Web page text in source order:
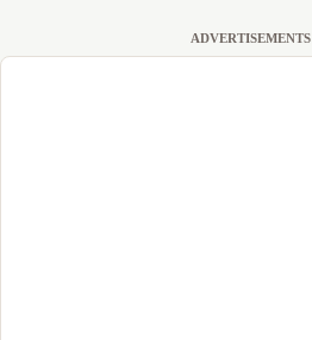
ADVERTISEMENTS